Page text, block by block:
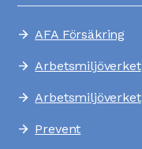
arrow_forward AFA Försäkring
arrow_forward Arbetsmiljöverket
arrow_forward Arbetsmiljöverket
arrow_forward Prevent